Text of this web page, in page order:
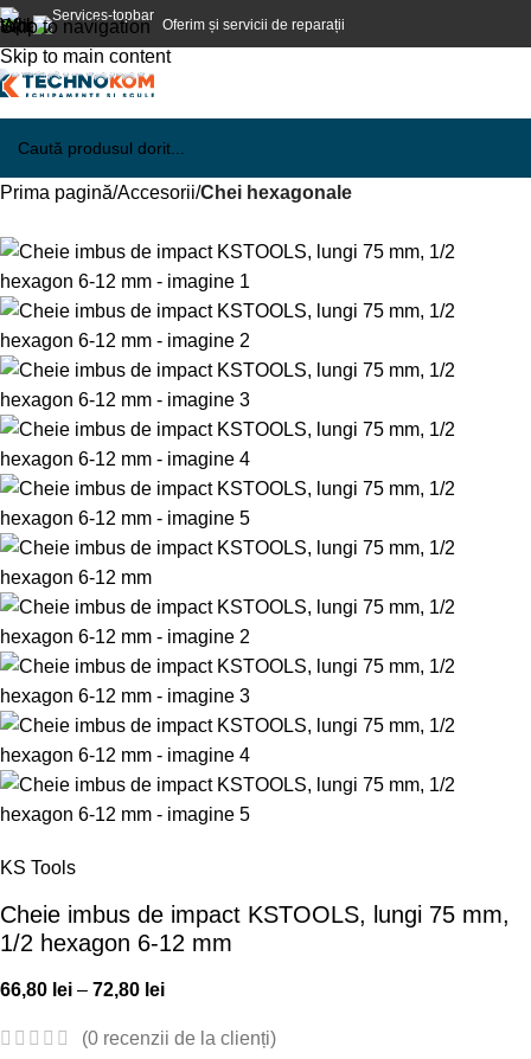
Skip to navigation
Skip to main content
Oferim și servicii de reparații
Prima pagină Accesorii Chei hexagonale
KS Tools
Cheie imbus de impact KSTOOLS, lungi 75 mm,
1/2 hexagon 6-12 mm
66,80 lei – 72,80 lei
(0 recenzii de la clienți)